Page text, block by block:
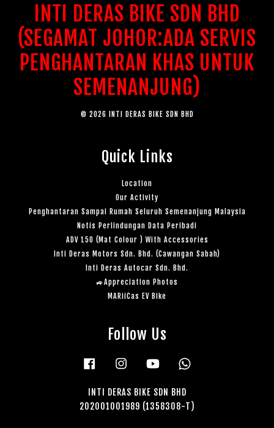
INTI DERAS BIKE SDN BHD
(SEGAMAT JOHOR:ADA SERVIS
PENGHANTARAN KHAS UNTUK
SEMENANJUNG)
© 2026 INTI DERAS BIKE SDN BHD
Quick Links
Location
Our Activity
Penghantaran Sampai Rumah Seluruh Semenanjung Malaysia
Notis Perlindungan Data Peribadi
ADV 150 (Mat Colour ) With Accessories
Inti Deras Motors Sdn. Bhd. (Cawangan Sabah)
Inti Deras Autocar Sdn. Bhd.
🚙Appreciation Photos
MARiiCas EV Bike
Follow Us
Facebook Instagram YouTube
INTI DERAS BIKE SDN BHD
202001001989 (1358308-T)